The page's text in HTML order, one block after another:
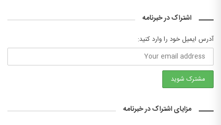
اشتراک در خبرنامه
آدرس ایمیل خود را وارد کنید:
مزایای اشتراک در خبرنامه